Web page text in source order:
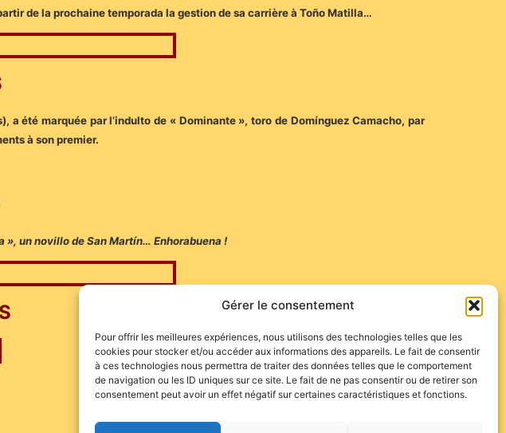
Gérer le consentement
Pour offrir les meilleures expériences, nous utilisons des technologies telles que les
cookies pour stocker et/ou accéder aux informations des appareils. Le fait de consentir
à ces technologies nous permettra de traiter des données telles que le comportement
de navigation ou les ID uniques sur ce site. Le fait de ne pas consentir ou de retirer son
consentement peut avoir un effet négatif sur certaines caractéristiques et fonctions.
de la prochaine temporada la gestion de sa carrière à Toño Matilla…
été marquée par l’indulto de « Dominante », toro de Domínguez Camacho, par
à son premier.
», un novillo de San Martín… Enhorabuena !